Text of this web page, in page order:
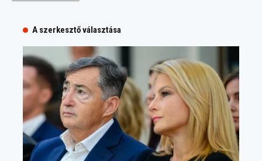
A szerkesztő választása